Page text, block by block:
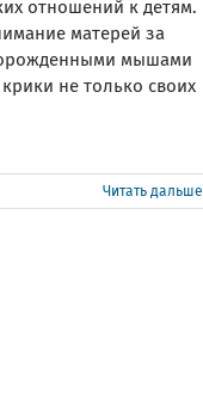
отношений к детям.
матерей за
мышами
не только своих
Читать дальше